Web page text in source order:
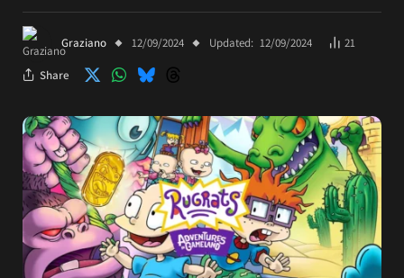
Graziano 12/09/2024 Updated: 12/09/2024 21
Share